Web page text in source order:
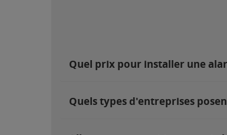
Quel prix pour installer une
Quels types d'entreprises